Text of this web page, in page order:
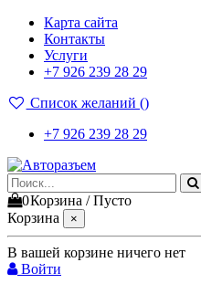
Карта сайта
Контакты
Услуги
+7 926 239 28 29
Список желаний ()
+7 926 239 28 29
0Корзина /Пусто
Корзина
×
В вашей корзине ничего нет
Войти